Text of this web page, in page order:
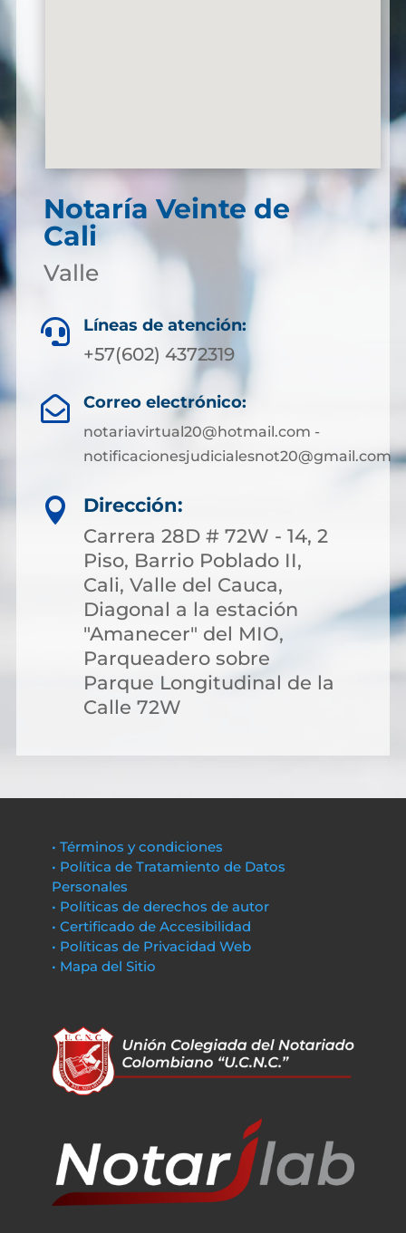
Notaría Veinte de
Cali
Valle
 Líneas de atención:
+57(602) 4372319
 Correo electrónico:
notariavirtual20@hotmail.com -
notificacionesjudicialesnot20@gmail.com

Dirección:
Carrera 28D # 72W - 14, 2
Piso, Barrio Poblado II,
Cali, Valle del Cauca,
Diagonal a la estación
"Amanecer" del MIO,
Parqueadero sobre
Parque Longitudinal de la
Calle 72W
• Términos y condiciones
• Política de Tratamiento de Datos
Personales
• Políticas de derechos de autor
• Certificado de Accesibilidad
• Políticas de Privacidad Web
• Mapa del Sitio